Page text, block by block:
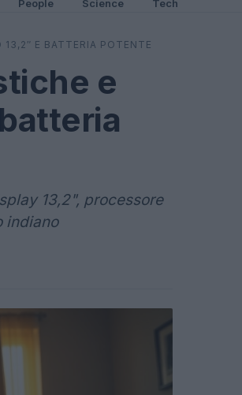
People Science Tech
E BATTERIA POTENTE
e
13,2", processore
indiano